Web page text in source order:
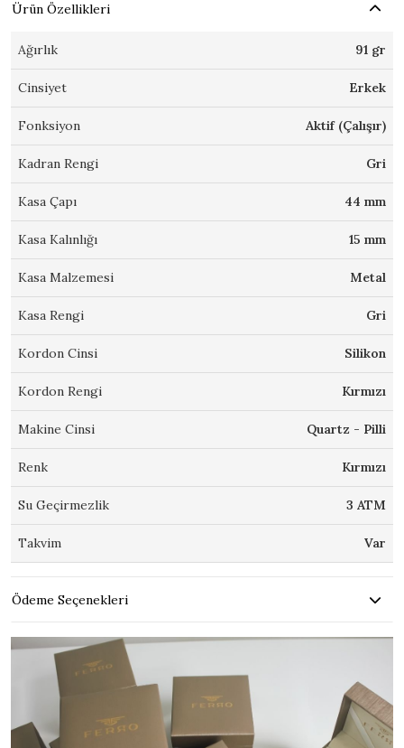
Ürün Özellikleri
Ağırlık 91 gr
Cinsiyet Erkek
Fonksiyon Aktif (Çalışır)
Kadran Rengi Gri
Kasa Çapı 44 mm
Kasa Kalınlığı 15 mm
Kasa Malzemesi Metal
Kasa Rengi Gri
Kordon Cinsi Silikon
Kordon Rengi Kırmızı
Makine Cinsi Quartz - Pilli
Renk Kırmızı
Su Geçirmezlik 3 ATM
Takvim Var
Ödeme Seçenekleri